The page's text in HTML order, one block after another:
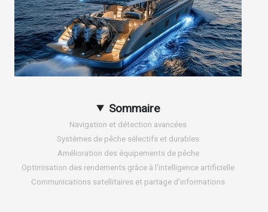
Sommaire
Navigation et détection avancées
Systèmes de pêche sélectifs et durables
Amélioration des équipements de pêche
Optimisation des rendements grâce à l'intelligence artificielle
Communications satellitaires et partage d'informations